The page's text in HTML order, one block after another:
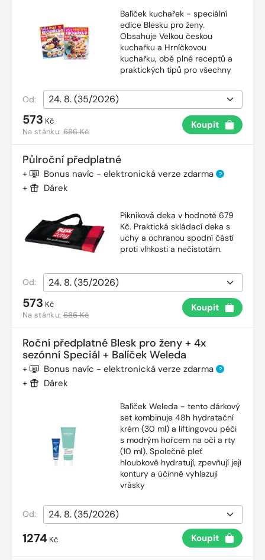
Balíček kuchařek - speciální
edice Blesku pro ženy.
Obsahuje Velkou českou
kuchařku a Hrníčkovou
kuchařku, obě plné receptů a
praktických tipů pro všechny
Od:
573 Kč
Na stánku:686 Kč
Koupit
Půlroční předplatné
+ Bonus navíc - elektronická verze zdarma ?
+ Dárek
Pikniková deka v hodnotě 679
Kč. Praktická skládací deka s
uchy a ochranou spodní částí
proti vlhkosti a nečistotám.
Od:
573 Kč
Na stánku:686 Kč
Koupit
Roční předplatné Blesk pro ženy + 4x
sezónní Speciál + Balíček Weleda
+ Bonus navíc - elektronická verze zdarma ?
+ Dárek
Balíček Weleda - tento dárkový
set kombinuje 48h hydratační
krém (30 ml) a liftingovou péči
s modrým hořcem na oči a rty
(10 ml). Společně pleť
hloubkově hydratují, zpevňují její
kontury a účinně vyhlazují
vrásky
Od:
1274 Kč Koupit